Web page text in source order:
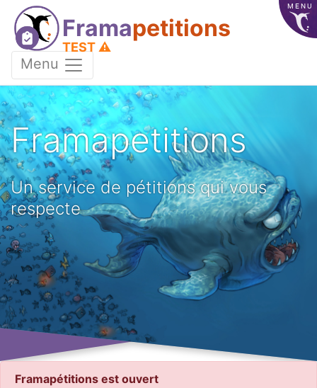
MENU
Framapetitions
TEST ⚠️
Menu
Framapetitions
Un service de pétitions qui vous
respecte
Framapétitions est ouvert